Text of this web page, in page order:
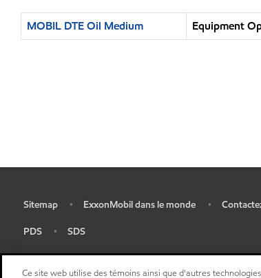
MOBIL DTE Oil Medium Equipment
Sitemap • ExxonMobil dans le monde •
PDS • SDS
Ce site web utilise des témoins ainsi que d'autres